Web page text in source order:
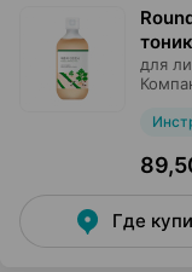
тоник
для
Где